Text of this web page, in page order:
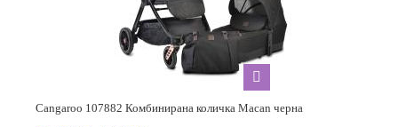
Cangaroo 107882 Комбинирана количка Macan черна